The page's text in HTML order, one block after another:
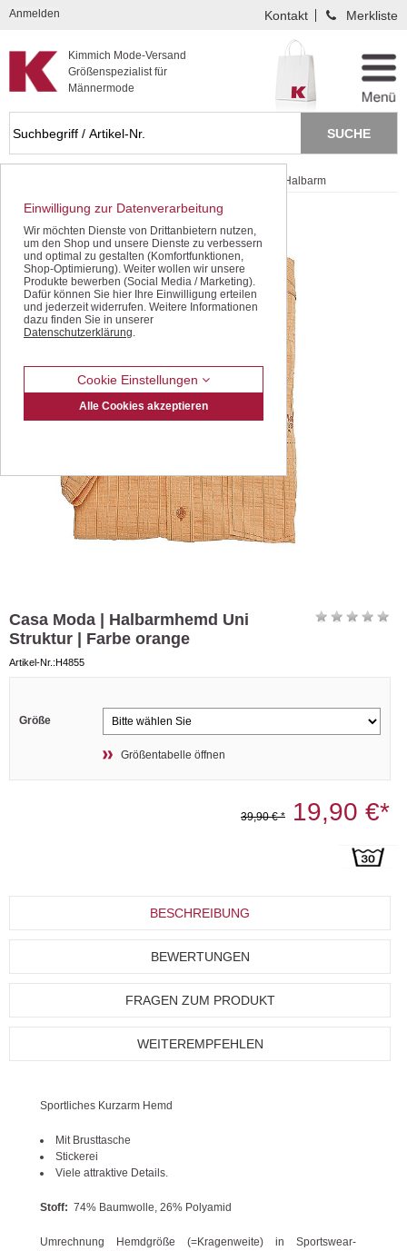
Kompletten Head der Seite überspringen
Kimmich Mode-Versand
Größenspezialist für
Männermode
Anmelden Kontakt Merkliste
Sportive Hemden Halbarm
Casa Moda | Halbarmhemd Uni
Struktur | Farbe orange
Artikel-Nr.:H4855
Größe
Größentabelle öffnen
39,90 € * 19,90 €*
BESCHREIBUNG
BEWERTUNGEN
FRAGEN ZUM PRODUKT
WEITEREMPFEHLEN
Sportliches Kurzarm Hemd
Mit Brusttasche
Stickerei
Viele attraktive Details.
Stoff: 74% Baumwolle, 26% Polyamid
Umrechnung Hemdgröße (=Kragenweite) in Sportswear-
Einwilligung zur Datenverarbeitung
Wir möchten Dienste von Drittanbietern nutzen,
um den Shop und unsere Dienste zu verbessern
und optimal zu gestalten (Komfortfunktionen,
Shop-Optimierung). Weiter wollen wir unsere
Produkte bewerben (Social Media / Marketing).
Dafür können Sie hier Ihre Einwilligung erteilen
und jederzeit widerrufen. Weitere Informationen
dazu finden Sie in unserer
Datenschutzerklärung.
Cookie Einstellungen
Alle Cookies akzeptieren